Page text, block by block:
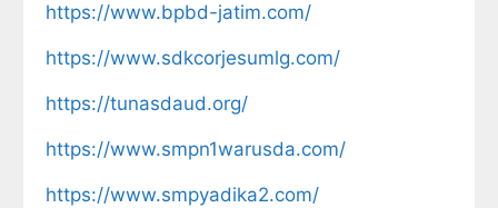
https://www.bpbd-jatim.com/
https://www.sdkcorjesumlg.com/
https://tunasdaud.org/
https://www.smpn1warusda.com/
https://www.smpyadika2.com/